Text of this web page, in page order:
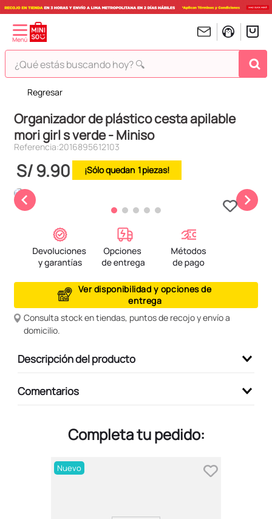
¿Qué estás buscando hoy? 🔍
Regresar
Organizador de plástico cesta apilable
mori girl s verde - Miniso
Referencia:2016895612103
S/9.90 1
Ver disponibilidad y opciones de
entrega
Consulta stock en tiendas, puntos de recojo y envío a
domicilio.
Descripción del producto
Comentarios
Completa tu pedido:
Nuevo
TÉRMINOS MÁS BUSCADOS
1.
peluches
2.
hello kitty
4.
chiikawas
.
my melody
tomatodo
stitch
9.
peluche
10. kuromi